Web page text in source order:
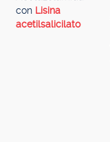
con Lisina
acetilsalicilato